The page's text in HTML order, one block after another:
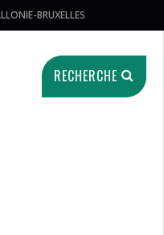
BRUXELLES
RECHERCHE